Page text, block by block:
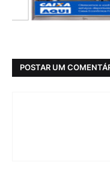
POSTAR UM